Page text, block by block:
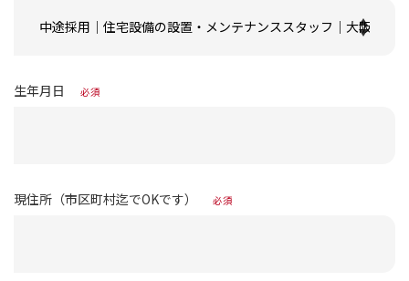
生年月日 必須
現住所（市区町村迄でOKです） 必須